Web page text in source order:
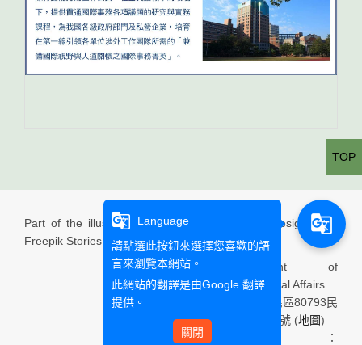
Part of the illustration used in this website is designed by
Freepik Stories.
Department of
International Affairs
高雄市三民區80793民
族一路900號 (地圖)
Email：
TOP
g_translate
Language
請點選此按鈕來選擇您喜歡的語
言來瀏覽本網站。
此網站的翻譯是由Google 翻譯
提供。
關閉
g_translate